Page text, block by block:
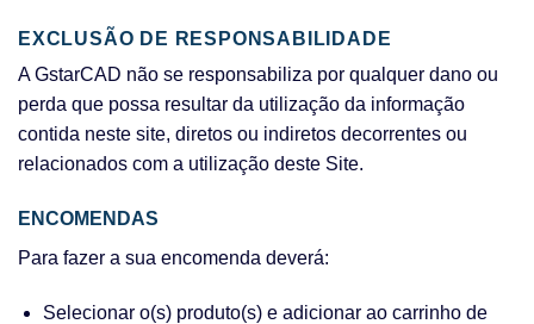
EXCLUSÃO DE RESPONSABILIDADE
A GstarCAD não se responsabiliza por qualquer dano ou
perda que possa resultar da utilização da informação
contida neste site, diretos ou indiretos decorrentes ou
relacionados com a utilização deste Site.
ENCOMENDAS
Para fazer a sua encomenda deverá:
Selecionar o(s) produto(s) e adicionar ao carrinho de